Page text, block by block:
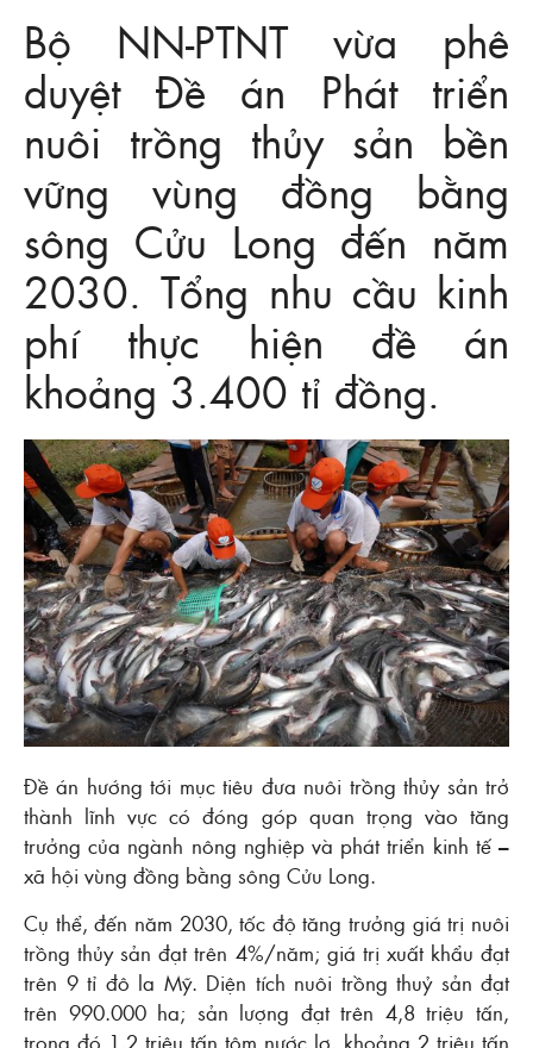
Bộ NN-PTNT vừa phê
duyệt Đề án Phát triển
nuôi trồng thủy sản bền
vững vùng đồng bằng
sông Cửu Long đến năm
2030. Tổng nhu cầu kinh
phí thực hiện đề án
khoảng 3.400 tỉ đồng.
Đề án hướng tới mục tiêu đưa nuôi trồng thủy sản trở
thành lĩnh vực có đóng góp quan trọng vào tăng
trưởng của ngành nông nghiệp và phát triển kinh tế –
xã hội vùng đồng bằng sông Cửu Long.
Cụ thể, đến năm 2030, tốc độ tăng trưởng giá trị nuôi
trồng thủy sản đạt trên 4%/năm; giá trị xuất khẩu đạt
trên 9 tỉ đô la Mỹ. Diện tích nuôi trồng thuỷ sản đạt
trên 990.000 ha; sản lượng đạt trên 4,8 triệu tấn,